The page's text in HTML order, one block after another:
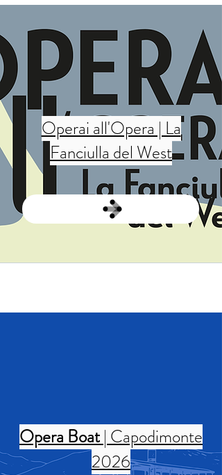
Operai all'Opera | La
Fanciulla del West
Opera Boat| Capodimonte
2026